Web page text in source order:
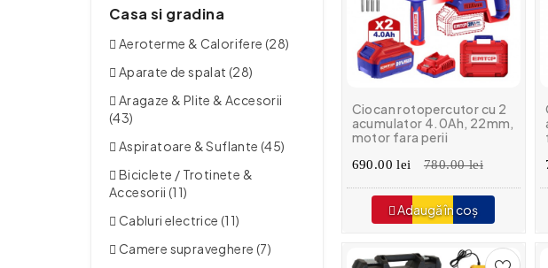
Casa si gradina
Aeroterme & Calorifere (28)
Aparate de spalat (28)
Aragaze & Plite & Accesorii
(43)
Aspiratoare & Suflante (45)
Biciclete / Trotinete &
Accesorii (11)
Cabluri electrice (11)
Camere supraveghere (7)
Ciocan rotopercutor cu 2
acumulator 4.0Ah, 22mm,
motor fara perii
transport - ELRH202287,
690.00 lei 780.00 lei
Adaugă în coș